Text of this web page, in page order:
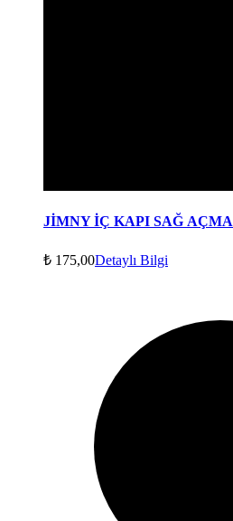
JİMNY İÇ KAPI SAĞ
₺ 175,00Detaylı Bilgi